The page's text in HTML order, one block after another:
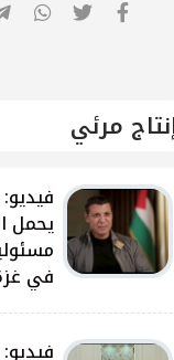
مرئي
شاهد:
حول